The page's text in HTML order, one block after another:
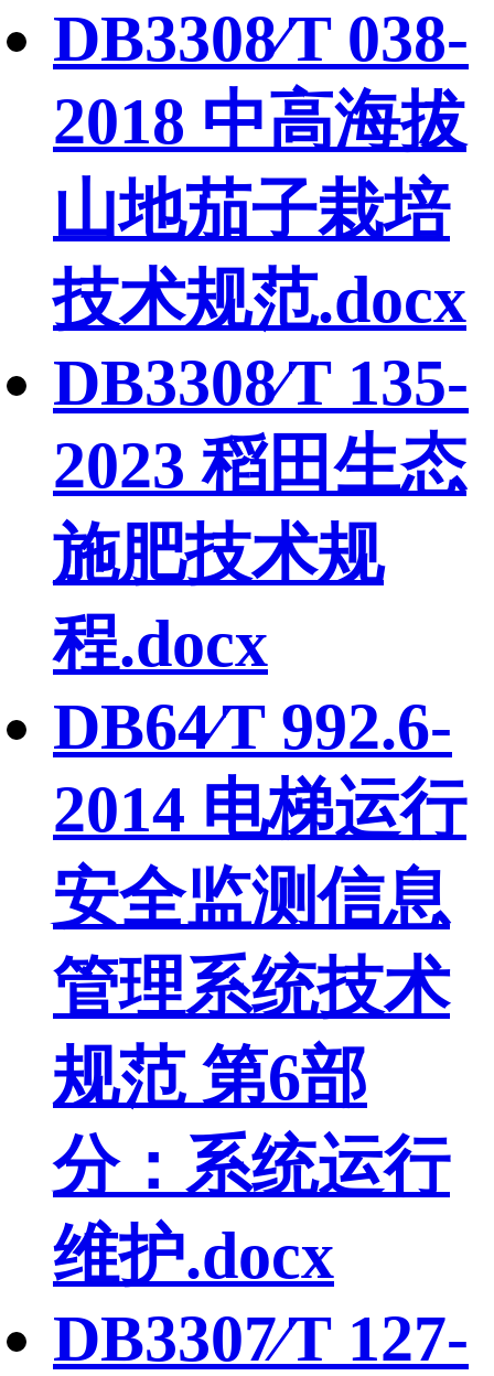
DB3308∕T 038-
2018 中高海拔
山地茄子栽培
技术规范.docx
DB3308∕T 135-
2023 稻田生态
施肥技术规
程.docx
DB64∕T 992.6-
2014 电梯运行
安全监测信息
管理系统技术
规范 第6部
分：系统运行
维护.docx
DB3307∕T 127-